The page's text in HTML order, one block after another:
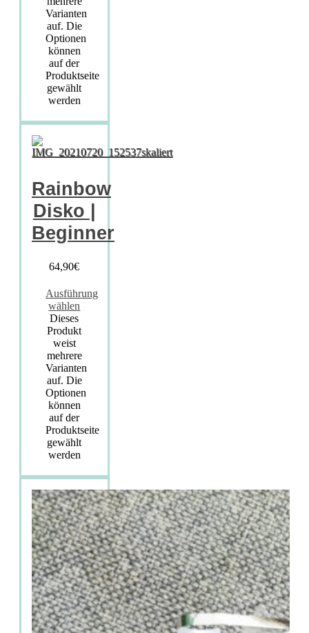
Varianten
auf. Die
Optionen
können
auf der
Produktseite
gewählt
werden
Rainbow
Disko |
Beginner
64,90€
Ausführung
wählen
Dieses
Produkt
weist
mehrere
Varianten
auf. Die
Optionen
können
auf der
Produktseite
gewählt
werden